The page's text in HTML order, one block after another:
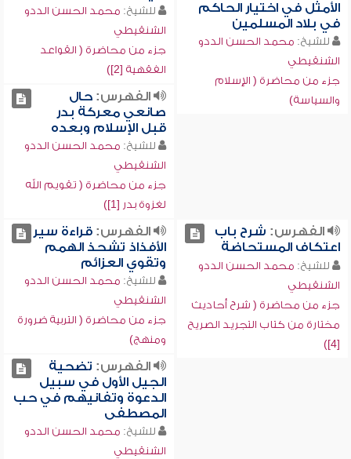
الأمثل في اختيار الحاكم
في بلاد المسلمين
للشيخ: محمد الحسن الددو
الشنقيطي
جزء من محاضرة ( الإسلام
والسياسة)
للشيخ: محمد الحسن الددو
الشنقيطي
جزء من محاضرة ( القواعد
الفقهية [2])
الفهرس:حال
صانعي معركة بدر
قبل الإسلام وبعده
للشيخ: محمد الحسن الددو
الشنقيطي
جزء من محاضرة ( تقويم الله
لغزوة بدر [1])
الفهرس: شرح باب
اعتكاف المستحاضة
للشيخ: محمد الحسن الددو
الشنقيطي
جزء من محاضرة ( شرح أحاديث
مختارة من كتاب التجريد الصريح
[4])
الفهرس:قراءة سير
الأفذاذ تشحذ الهمم
وتقوي العزائم
للشيخ: محمد الحسن الددو
الشنقيطي
جزء من محاضرة ( التربية ضرورة
ومنهج)
الفهرس: تضحية
الجيل الأول في سبيل
الدعوة وتفانيهم في حب
المصطفى
للشيخ: محمد الحسن الددو
الشنقيطي